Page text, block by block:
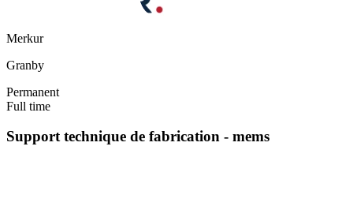
Merkur
Granby
Permanent
Full time
Support technique de fabrication - mems